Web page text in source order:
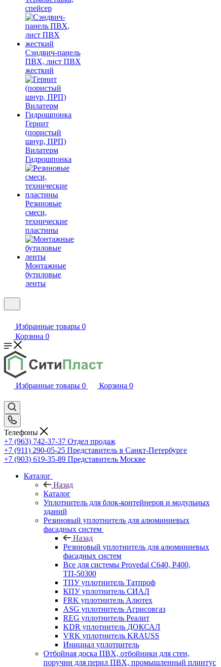
спейсер
Сэндвич-панель
ПВХ, лист ПВХ
жесткий
Гернит
(пористый
шнур, ПРП)
Вилатерм
Гидрошпонка
Резиновые
смеси,
технические
пластины
Монтажные
бутиловые
ленты
Избранные товары 0
Корзина 0
Избранные товары 0 Корзина 0
Телефоны
+7 (963) 742-37-37 Отдел продаж
+7 (911) 290-05-25 Представитель в Санкт-Петербурге
+7 (903) 619-35-89 Представитель Москве
Каталог
Назад
Каталог
Уплотнитель для блок-контейнеров и модульных
зданий
Резиновый уплотнитель для алюминиевых
фасадных систем
Назад
Резиновый уплотнитель для алюминиевых
фасадных систем
Все для системы Provedal С640, Р400,
ТП-50300
ТПУ уплотнитель Татпроф
КПУ уплотнитель СИАЛ
FRK уплотнитель Алютех
ASG уплотнитель Агрисовгаз
REG уплотнитель Реалит
KDR уплотнитель ДОКСАЛ
VRK уплотнитель KRAUSS
Инициал уплотнитель
Отбойная доска ПВХ, отбойники для стен,
поручни для перил ПВХ, промышленный плинтус